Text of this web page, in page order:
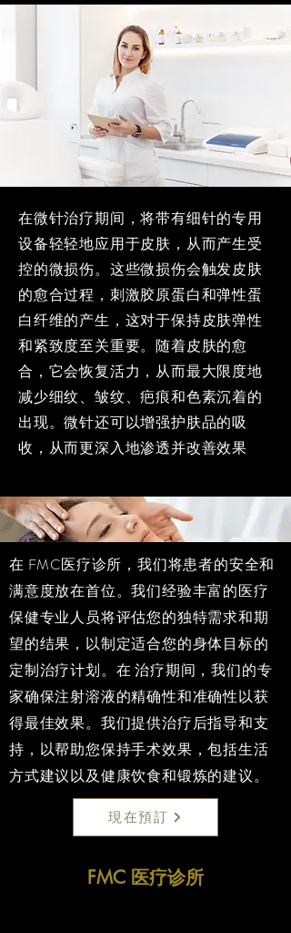
在微针治疗期间，将带有细针的专用
设备轻轻地应用于皮肤，从而产生受
控的微损伤。这些微损伤会触发皮肤
的愈合过程，刺激胶原蛋白和弹性蛋
白纤维的产生，这对于保持皮肤弹性
和紧致度至关重要。随着皮肤的愈
合，它会恢复活力，从而最大限度地
减少细纹、皱纹、疤痕和色素沉着的
出现。微针还可以增强护肤品的吸
收，从而更深入地渗透并改善效果
在 FMC医疗诊所 ，我们将患者的安全和
满意度放在首位。我们经验丰富的医疗
保健专业人员将评估您的独特需求和期
望的结果，以制定适合您的身体目标的
定制治疗计划。在 治疗期间，我们的专
家确保注射溶液的精确性和准确性以获
得最佳效果。我们提供治疗后指导和支
持，以帮助您保持手术效果，包括生活
方式建议以及健康饮食和锻炼的建议。
現在預訂
FMC 医疗诊所